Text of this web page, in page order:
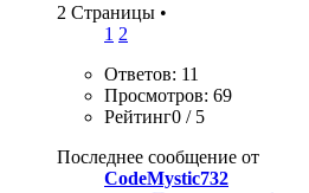
2 Страницы •
1 2
Ответов: 11
Просмотров: 69
Рейтинг0 / 5
Последнее сообщение от
CodeMystic732